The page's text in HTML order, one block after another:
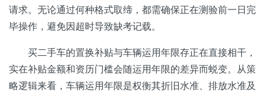
请求。无论通过何种格式取缔，都需确保正在测验前一日完
毕操作，避免因超时导致缺考记载。
买二手车的置换补贴与车辆运用年限存正在直接相干，
实在补贴金额和资历门槛会随运用年限的差异而蜕变。从策
略逻辑来看，车辆运用年限是权衡其折旧水准、排放水准及